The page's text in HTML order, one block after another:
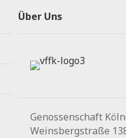
Über Uns
Genossenschaft
Weinsbergstraße